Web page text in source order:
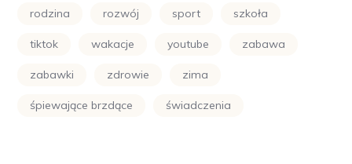
rodzina rozwój sport szkoła
tiktok wakacje youtube zabawa
zabawki zdrowie zima
śpiewające brzdące świadczenia